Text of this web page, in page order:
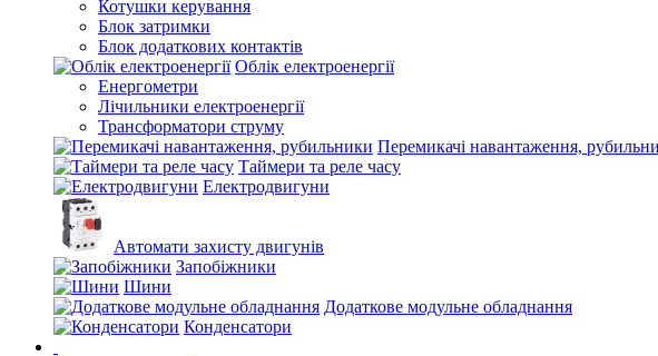
Котушки керування
Блок затримки
Блок додаткових контактів
Облік електроенергії
Енергометри
Лічильники електроенергії
Трансформатори струму
Перемикачі навантаження,
Таймери та реле часу
Електродвигуни
Автомати захисту двигунів
Запобіжники
Шини
Додаткове модульне обладнання
Конденсатори